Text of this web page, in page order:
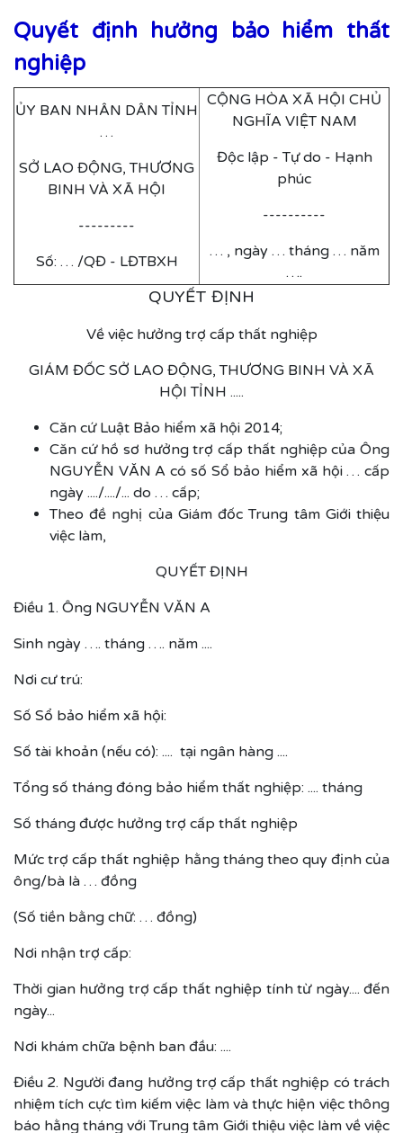
Quyết định hưởng bảo hiểm thất
nghiệp
ỦY BAN NHÂN DÂN TỈNH
…
SỞ LAO ĐỘNG, THƯƠNG
BINH VÀ XÃ HỘI
---------
Số: … /QĐ - LĐTBXH
CỘNG HÒA XÃ HỘI CHỦ
NGHĨA VIỆT NAM
Độc lập - Tự do - Hạnh
phúc
----------
… , ngày … tháng … năm
….
QUYẾT ĐỊNH
Về việc hưởng trợ cấp thất nghiệp
GIÁM ĐỐC SỞ LAO ĐỘNG, THƯƠNG BINH VÀ XÃ
HỘI TỈNH .....
Căn cứ Luật Bảo hiểm xã hội 2014;
Căn cứ hồ sơ hưởng trợ cấp thất nghiệp của Ông
NGUYỄN VĂN A có số Sổ bảo hiểm xã hội … cấp
ngày ..../..../... do … cấp;
Theo đề nghị của Giám đốc Trung tâm Giới thiệu
việc làm,
QUYẾT ĐỊNH
Điều 1. Ông NGUYỄN VĂN A
Sinh ngày …. tháng …. năm ....
Nơi cư trú:
Số Sổ bảo hiểm xã hội:
Số tài khoản (nếu có): .... tại ngân hàng ....
Tổng số tháng đóng bảo hiểm thất nghiệp: .... tháng
Số tháng được hưởng trợ cấp thất nghiệp
Mức trợ cấp thất nghiệp hằng tháng theo quy định của
ông/bà là … đồng
(Số tiền bằng chữ: … đồng)
Nơi nhận trợ cấp:
Thời gian hưởng trợ cấp thất nghiệp tính từ ngày.... đến
ngày...
Nơi khám chữa bệnh ban đầu: ....
Điều 2. Người đang hưởng trợ cấp thất nghiệp có trách
nhiệm tích cực tìm kiếm việc làm và thực hiện việc thông
báo hằng tháng với Trung tâm Giới thiệu việc làm về việc